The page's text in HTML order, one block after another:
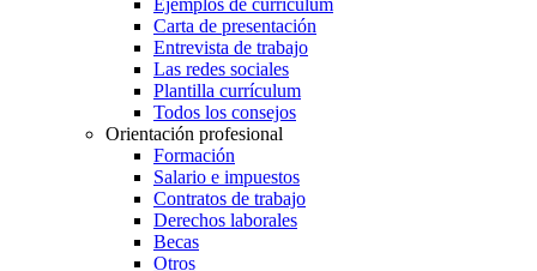
Ejemplos de currículum
Carta de presentación
Entrevista de trabajo
Las redes sociales
Plantilla currículum
Todos los consejos
Orientación profesional
Formación
Salario e impuestos
Contratos de trabajo
Derechos laborales
Becas
Otros